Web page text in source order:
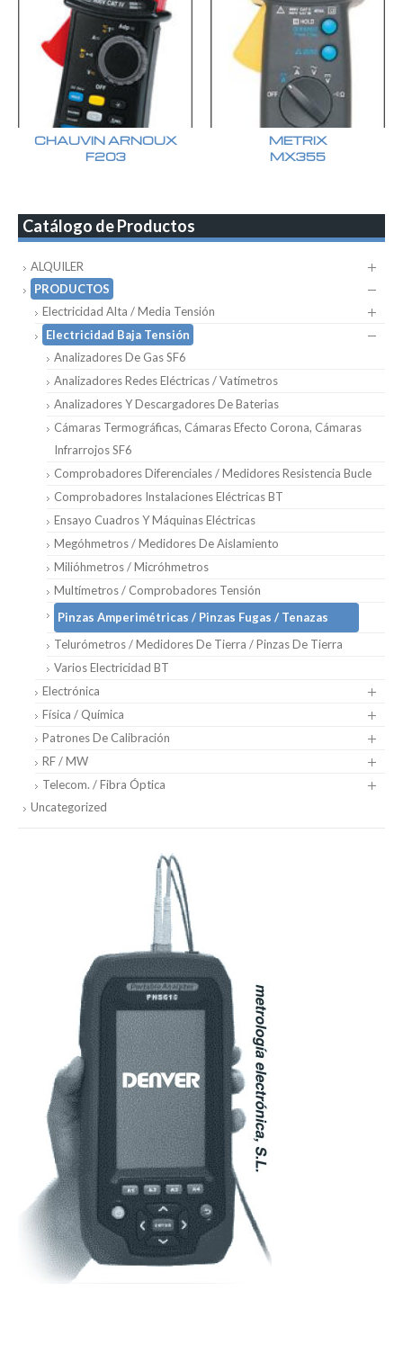
CHAUVIN ARNOUX
F203
METRIX
MX355
Catálogo de Productos
ALQUILER
PRODUCTOS
Electricidad Alta / Media Tensión
Electricidad Baja Tensión
Analizadores De Gas SF6
Analizadores Redes Eléctricas / Vatímetros
Analizadores Y Descargadores De Baterias
Cámaras Termográficas, Cámaras Efecto Corona, Cámaras
Infrarrojos SF6
Comprobadores Diferenciales / Medidores Resistencia Bucle
Comprobadores Instalaciones Eléctricas BT
Ensayo Cuadros Y Máquinas Eléctricas
Megóhmetros / Medidores De Aislamiento
Milióhmetros / Micróhmetros
Multímetros / Comprobadores Tensión
Pinzas Amperimétricas / Pinzas Fugas / Tenazas
Telurómetros / Medidores De Tierra / Pinzas De Tierra
Varios Electricidad BT
Electrónica
Física / Química
Patrones De Calibración
RF / MW
Telecom. / Fibra Óptica
Uncategorized